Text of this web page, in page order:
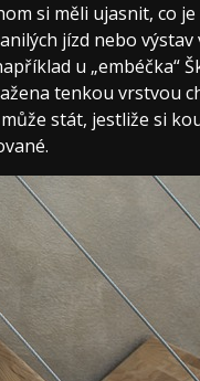
si měli ujasnit, co
jízd nebo
u „embéčka“
tenkou vrstvou
stát, jestliže si